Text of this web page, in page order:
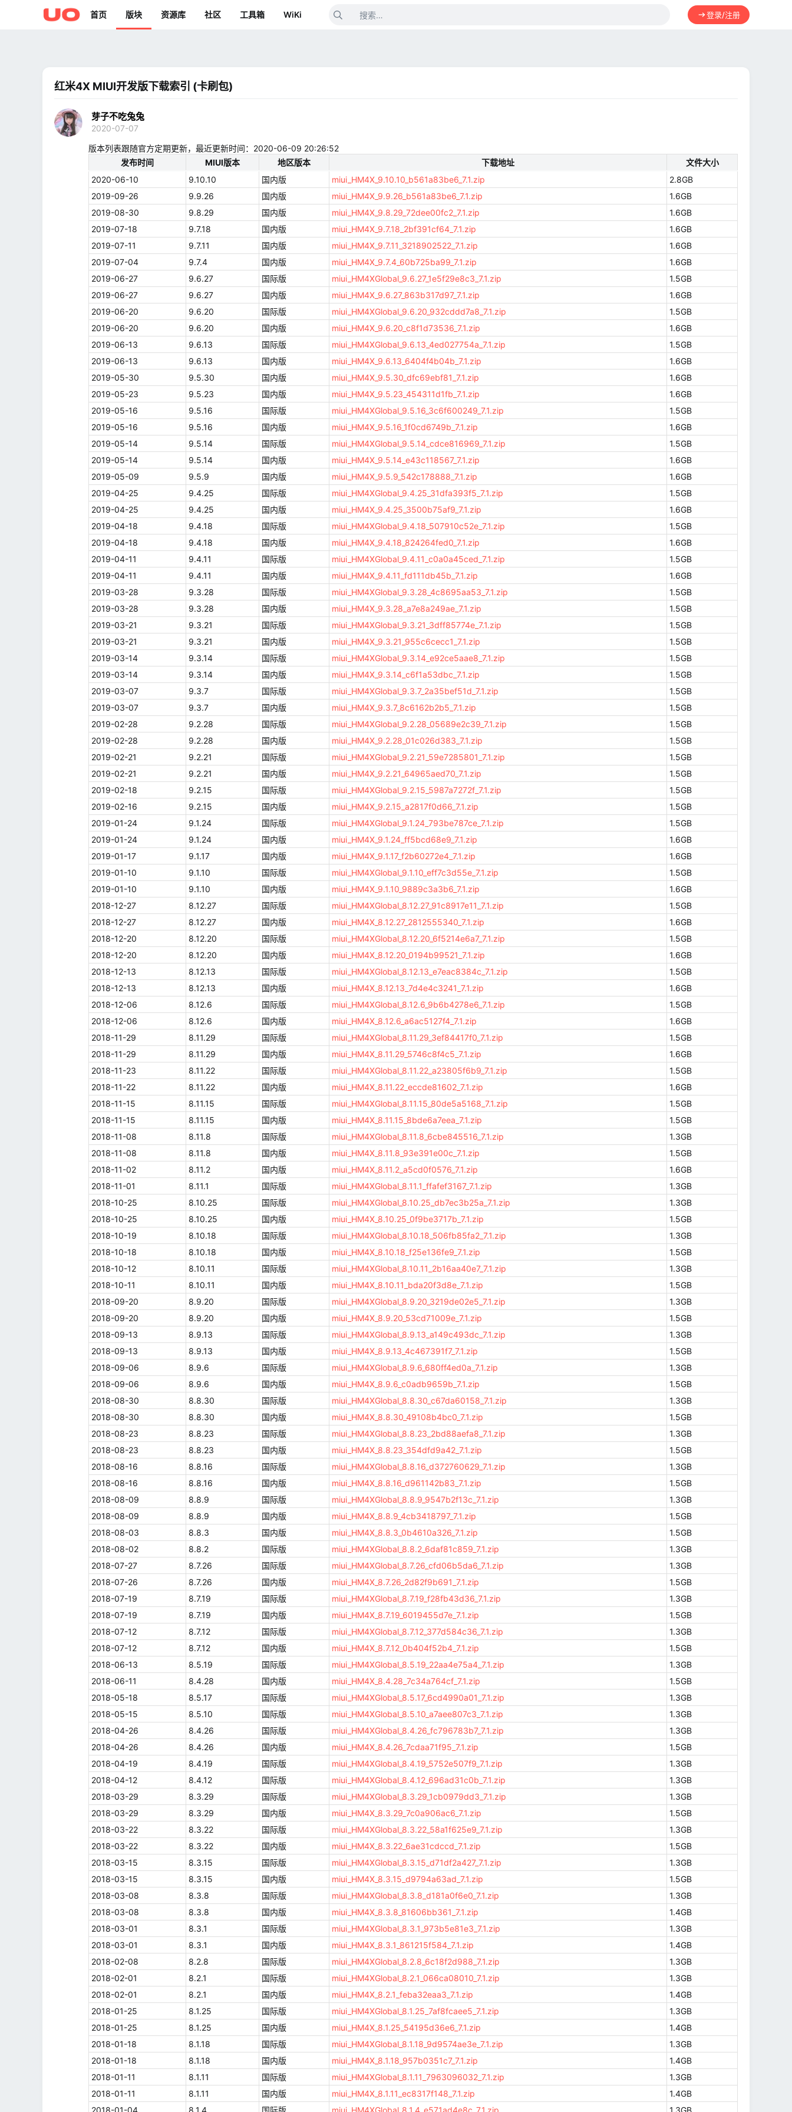
首页 版块 资源库 社区 工具箱 WiKi 登录/注册
红米4X MIUI开发版下载索引 (卡刷包)
芽子不吃兔兔
2020-07-07
版本列表跟随官方定期更新，最近更新时间：2020-06-09 20:26:52
发布时间
MIUI版本 地区版本 下载地址
文件大小
2020-06-10
9.10.10 国内版 miui_HM4X_9.10.10_b561a83be6_7.1.zip
2.8GB
2019-09-26
9.9.26 国内版 miui_HM4X_9.9.26_b561a83be6_7.1.zip
1.6GB
2019-08-30
9.8.29 国内版 miui_HM4X_9.8.29_72dee00fc2_7.1.zip
1.6GB
2019-07-18
9.7.18 国内版 miui_HM4X_9.7.18_2bf391cf64_7.1.zip
1.6GB
2019-07-11
9.7.11 国内版 miui_HM4X_9.7.11_3218902522_7.1.zip
1.6GB
2019-07-04
9.7.4 国内版 miui_HM4X_9.7.4_60b725ba99_7.1.zip
1.6GB
2019-06-27
9.6.27 国际版 miui_HM4XGlobal_9.6.27_1e5f29e8c3_7.1.zip
1.5GB
2019-06-27
9.6.27 国内版 miui_HM4X_9.6.27_863b317d97_7.1.zip
1.6GB
2019-06-20
9.6.20 国际版 miui_HM4XGlobal_9.6.20_932cddd7a8_7.1.zip
1.5GB
2019-06-20
9.6.20 国内版 miui_HM4X_9.6.20_c8f1d73536_7.1.zip
1.6GB
2019-06-13
9.6.13 国际版 miui_HM4XGlobal_9.6.13_4ed027754a_7.1.zip
1.5GB
2019-06-13
9.6.13 国内版 miui_HM4X_9.6.13_6404f4b04b_7.1.zip
1.6GB
2019-05-30
9.5.30 国内版 miui_HM4X_9.5.30_dfc69ebf81_7.1.zip
1.6GB
2019-05-23
9.5.23 国内版 miui_HM4X_9.5.23_454311d1fb_7.1.zip
1.6GB
2019-05-16
9.5.16 国际版 miui_HM4XGlobal_9.5.16_3c6f600249_7.1.zip
1.5GB
2019-05-16
9.5.16 国内版 miui_HM4X_9.5.16_1f0cd6749b_7.1.zip
1.6GB
2019-05-14
9.5.14 国际版 miui_HM4XGlobal_9.5.14_cdce816969_7.1.zip
1.5GB
2019-05-14
9.5.14 国内版 miui_HM4X_9.5.14_e43c118567_7.1.zip
1.6GB
2019-05-09
9.5.9 国内版 miui_HM4X_9.5.9_542c178888_7.1.zip
1.6GB
2019-04-25
9.4.25 国际版 miui_HM4XGlobal_9.4.25_31dfa393f5_7.1.zip
1.5GB
2019-04-25
9.4.25 国内版 miui_HM4X_9.4.25_3500b75af9_7.1.zip
1.6GB
2019-04-18
9.4.18 国际版 miui_HM4XGlobal_9.4.18_507910c52e_7.1.zip
1.5GB
2019-04-18
9.4.18 国内版 miui_HM4X_9.4.18_824264fed0_7.1.zip
1.6GB
2019-04-11
9.4.11 国际版 miui_HM4XGlobal_9.4.11_c0a0a45ced_7.1.zip
1.5GB
2019-04-11
9.4.11 国内版 miui_HM4X_9.4.11_fd111db45b_7.1.zip
1.6GB
2019-03-28
9.3.28 国际版 miui_HM4XGlobal_9.3.28_4c8695aa53_7.1.zip
1.5GB
2019-03-28
9.3.28 国内版 miui_HM4X_9.3.28_a7e8a249ae_7.1.zip
1.5GB
2019-03-21
9.3.21 国际版 miui_HM4XGlobal_9.3.21_3dff85774e_7.1.zip
1.5GB
2019-03-21
9.3.21 国内版 miui_HM4X_9.3.21_955c6cecc1_7.1.zip
1.5GB
2019-03-14
9.3.14 国际版 miui_HM4XGlobal_9.3.14_e92ce5aae8_7.1.zip
1.5GB
2019-03-14
9.3.14 国内版 miui_HM4X_9.3.14_c6f1a53dbc_7.1.zip
1.5GB
2019-03-07
9.3.7 国际版 miui_HM4XGlobal_9.3.7_2a35bef51d_7.1.zip
1.5GB
2019-03-07
9.3.7 国内版 miui_HM4X_9.3.7_8c6162b2b5_7.1.zip
1.5GB
2019-02-28
9.2.28 国际版 miui_HM4XGlobal_9.2.28_05689e2c39_7.1.zip
1.5GB
2019-02-28
9.2.28 国内版 miui_HM4X_9.2.28_01c026d383_7.1.zip
1.5GB
2019-02-21
9.2.21 国际版 miui_HM4XGlobal_9.2.21_59e7285801_7.1.zip
1.5GB
2019-02-21
9.2.21 国内版 miui_HM4X_9.2.21_64965aed70_7.1.zip
1.5GB
2019-02-18
9.2.15 国际版 miui_HM4XGlobal_9.2.15_5987a7272f_7.1.zip
1.5GB
2019-02-16
9.2.15 国内版 miui_HM4X_9.2.15_a2817f0d66_7.1.zip
1.5GB
2019-01-24
9.1.24 国际版 miui_HM4XGlobal_9.1.24_793be787ce_7.1.zip
1.5GB
2019-01-24
9.1.24 国内版 miui_HM4X_9.1.24_ff5bcd68e9_7.1.zip
1.6GB
2019-01-17
9.1.17 国内版 miui_HM4X_9.1.17_f2b60272e4_7.1.zip
1.6GB
2019-01-10
9.1.10 国际版 miui_HM4XGlobal_9.1.10_eff7c3d55e_7.1.zip
1.5GB
2019-01-10
9.1.10 国内版 miui_HM4X_9.1.10_9889c3a3b6_7.1.zip
1.6GB
2018-12-27
8.12.27 国际版 miui_HM4XGlobal_8.12.27_91c8917e11_7.1.zip
1.5GB
2018-12-27
8.12.27 国内版 miui_HM4X_8.12.27_2812555340_7.1.zip
1.6GB
2018-12-20
8.12.20 国际版 miui_HM4XGlobal_8.12.20_6f5214e6a7_7.1.zip
1.5GB
2018-12-20
8.12.20 国内版 miui_HM4X_8.12.20_0194b99521_7.1.zip
1.6GB
2018-12-13
8.12.13 国际版 miui_HM4XGlobal_8.12.13_e7eac8384c_7.1.zip
1.5GB
2018-12-13
8.12.13 国内版 miui_HM4X_8.12.13_7d4e4c3241_7.1.zip
1.6GB
2018-12-06
8.12.6 国际版 miui_HM4XGlobal_8.12.6_9b6b4278e6_7.1.zip
1.5GB
2018-12-06
8.12.6 国内版 miui_HM4X_8.12.6_a6ac5127f4_7.1.zip
1.6GB
2018-11-29
8.11.29 国际版 miui_HM4XGlobal_8.11.29_3ef84417f0_7.1.zip
1.5GB
2018-11-29
8.11.29 国内版 miui_HM4X_8.11.29_5746c8f4c5_7.1.zip
1.6GB
2018-11-23
8.11.22 国际版 miui_HM4XGlobal_8.11.22_a23805f6b9_7.1.zip
1.5GB
2018-11-22
8.11.22 国内版 miui_HM4X_8.11.22_eccde81602_7.1.zip
1.6GB
2018-11-15
8.11.15 国际版 miui_HM4XGlobal_8.11.15_80de5a5168_7.1.zip
1.5GB
2018-11-15
8.11.15 国内版 miui_HM4X_8.11.15_8bde6a7eea_7.1.zip
1.5GB
2018-11-08
8.11.8 国际版 miui_HM4XGlobal_8.11.8_6cbe845516_7.1.zip
1.3GB
2018-11-08
8.11.8 国内版 miui_HM4X_8.11.8_93e391e00c_7.1.zip
1.5GB
2018-11-02
8.11.2 国内版 miui_HM4X_8.11.2_a5cd0f0576_7.1.zip
1.6GB
2018-11-01
8.11.1 国际版 miui_HM4XGlobal_8.11.1_ffafef3167_7.1.zip
1.3GB
2018-10-25
8.10.25 国际版 miui_HM4XGlobal_8.10.25_db7ec3b25a_7.1.zip
1.3GB
2018-10-25
8.10.25 国内版 miui_HM4X_8.10.25_0f9be3717b_7.1.zip
1.5GB
2018-10-19
8.10.18 国际版 miui_HM4XGlobal_8.10.18_506fb85fa2_7.1.zip
1.3GB
2018-10-18
8.10.18 国内版 miui_HM4X_8.10.18_f25e136fe9_7.1.zip
1.5GB
2018-10-12
8.10.11 国际版 miui_HM4XGlobal_8.10.11_2b16aa40e7_7.1.zip
1.3GB
2018-10-11
8.10.11 国内版 miui_HM4X_8.10.11_bda20f3d8e_7.1.zip
1.5GB
2018-09-20
8.9.20 国际版 miui_HM4XGlobal_8.9.20_3219de02e5_7.1.zip
1.3GB
2018-09-20
8.9.20 国内版 miui_HM4X_8.9.20_53cd71009e_7.1.zip
1.5GB
2018-09-13
8.9.13 国际版 miui_HM4XGlobal_8.9.13_a149c493dc_7.1.zip
1.3GB
2018-09-13
8.9.13 国内版 miui_HM4X_8.9.13_4c467391f7_7.1.zip
1.5GB
2018-09-06
8.9.6 国际版 miui_HM4XGlobal_8.9.6_680ff4ed0a_7.1.zip
1.3GB
2018-09-06
8.9.6 国内版 miui_HM4X_8.9.6_c0adb9659b_7.1.zip
1.5GB
2018-08-30
8.8.30 国际版 miui_HM4XGlobal_8.8.30_c67da60158_7.1.zip
1.3GB
2018-08-30
8.8.30 国内版 miui_HM4X_8.8.30_49108b4bc0_7.1.zip
1.5GB
2018-08-23
8.8.23 国际版 miui_HM4XGlobal_8.8.23_2bd88aefa8_7.1.zip
1.3GB
2018-08-23
8.8.23 国内版 miui_HM4X_8.8.23_354dfd9a42_7.1.zip
1.5GB
2018-08-16
8.8.16 国际版 miui_HM4XGlobal_8.8.16_d372760629_7.1.zip
1.3GB
2018-08-16
8.8.16 国内版 miui_HM4X_8.8.16_d961142b83_7.1.zip
1.5GB
2018-08-09
8.8.9 国际版 miui_HM4XGlobal_8.8.9_9547b2f13c_7.1.zip
1.3GB
2018-08-09
8.8.9 国内版 miui_HM4X_8.8.9_4cb3418797_7.1.zip
1.5GB
2018-08-03
8.8.3 国内版 miui_HM4X_8.8.3_0b4610a326_7.1.zip
1.5GB
2018-08-02
8.8.2 国际版 miui_HM4XGlobal_8.8.2_6daf81c859_7.1.zip
1.3GB
2018-07-27
8.7.26 国际版 miui_HM4XGlobal_8.7.26_cfd06b5da6_7.1.zip
1.3GB
2018-07-26
8.7.26 国内版 miui_HM4X_8.7.26_2d82f9b691_7.1.zip
1.5GB
2018-07-19
8.7.19 国际版 miui_HM4XGlobal_8.7.19_f28fb43d36_7.1.zip
1.3GB
2018-07-19
8.7.19 国内版 miui_HM4X_8.7.19_6019455d7e_7.1.zip
1.5GB
2018-07-12
8.7.12 国际版 miui_HM4XGlobal_8.7.12_377d584c36_7.1.zip
1.3GB
2018-07-12
8.7.12 国内版 miui_HM4X_8.7.12_0b404f52b4_7.1.zip
1.5GB
2018-06-13
8.5.19 国际版 miui_HM4XGlobal_8.5.19_22aa4e75a4_7.1.zip
1.3GB
2018-06-11
8.4.28 国内版 miui_HM4X_8.4.28_7c34a764cf_7.1.zip
1.5GB
2018-05-18
8.5.17 国际版 miui_HM4XGlobal_8.5.17_6cd4990a01_7.1.zip
1.3GB
2018-05-15
8.5.10 国际版 miui_HM4XGlobal_8.5.10_a7aee807c3_7.1.zip
1.3GB
2018-04-26
8.4.26 国际版 miui_HM4XGlobal_8.4.26_fc796783b7_7.1.zip
1.3GB
2018-04-26
8.4.26 国内版 miui_HM4X_8.4.26_7cdaa71f95_7.1.zip
1.5GB
2018-04-19
8.4.19 国际版 miui_HM4XGlobal_8.4.19_5752e507f9_7.1.zip
1.3GB
2018-04-12
8.4.12 国际版 miui_HM4XGlobal_8.4.12_696ad31c0b_7.1.zip
1.3GB
2018-03-29
8.3.29 国际版 miui_HM4XGlobal_8.3.29_1cb0979dd3_7.1.zip
1.3GB
2018-03-29
8.3.29 国内版 miui_HM4X_8.3.29_7c0a906ac6_7.1.zip
1.5GB
2018-03-22
8.3.22 国际版 miui_HM4XGlobal_8.3.22_58a1f625e9_7.1.zip
1.3GB
2018-03-22
8.3.22 国内版 miui_HM4X_8.3.22_6ae31cdccd_7.1.zip
1.5GB
2018-03-15
8.3.15 国际版 miui_HM4XGlobal_8.3.15_d71df2a427_7.1.zip
1.3GB
2018-03-15
8.3.15 国内版 miui_HM4X_8.3.15_d9794a63ad_7.1.zip
1.5GB
2018-03-08
8.3.8 国际版 miui_HM4XGlobal_8.3.8_d181a0f6e0_7.1.zip
1.3GB
2018-03-08
8.3.8 国内版 miui_HM4X_8.3.8_81606bb361_7.1.zip
1.4GB
2018-03-01
8.3.1 国际版 miui_HM4XGlobal_8.3.1_973b5e81e3_7.1.zip
1.3GB
2018-03-01
8.3.1 国内版 miui_HM4X_8.3.1_861215f584_7.1.zip
1.4GB
2018-02-08
8.2.8 国际版 miui_HM4XGlobal_8.2.8_6c18f2d988_7.1.zip
1.3GB
2018-02-01
8.2.1 国际版 miui_HM4XGlobal_8.2.1_066ca08010_7.1.zip
1.3GB
2018-02-01
8.2.1 国内版 miui_HM4X_8.2.1_feba32eaa3_7.1.zip
1.4GB
2018-01-25
8.1.25 国际版 miui_HM4XGlobal_8.1.25_7af8fcaee5_7.1.zip
1.3GB
2018-01-25
8.1.25 国内版 miui_HM4X_8.1.25_54195d36e6_7.1.zip
1.4GB
2018-01-18
8.1.18 国际版 miui_HM4XGlobal_8.1.18_9d9574ae3e_7.1.zip
1.3GB
2018-01-18
8.1.18 国内版 miui_HM4X_8.1.18_957b0351c7_7.1.zip
1.4GB
2018-01-11
8.1.11 国际版 miui_HM4XGlobal_8.1.11_7963096032_7.1.zip
1.3GB
2018-01-11
8.1.11 国内版 miui_HM4X_8.1.11_ec8317f148_7.1.zip
1.4GB
2018-01-04
8.1.4 国际版 miui_HM4XGlobal_8.1.4_e571ad4e8c_7.1.zip 1.3GB